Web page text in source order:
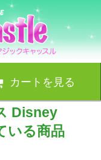
カートを見る
Disney
いる商品